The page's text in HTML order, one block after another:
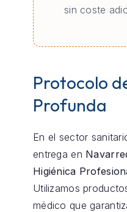
sin coste
Protocolo
Profunda
En el sector
entrega en
Higiénica
Utilizamos
médico que